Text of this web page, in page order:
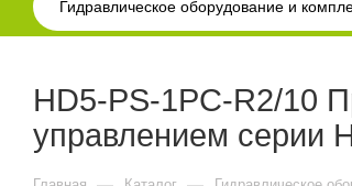
Гидравлическое оборудование и
HD5-PS-1PC-R2/10
управлением серии